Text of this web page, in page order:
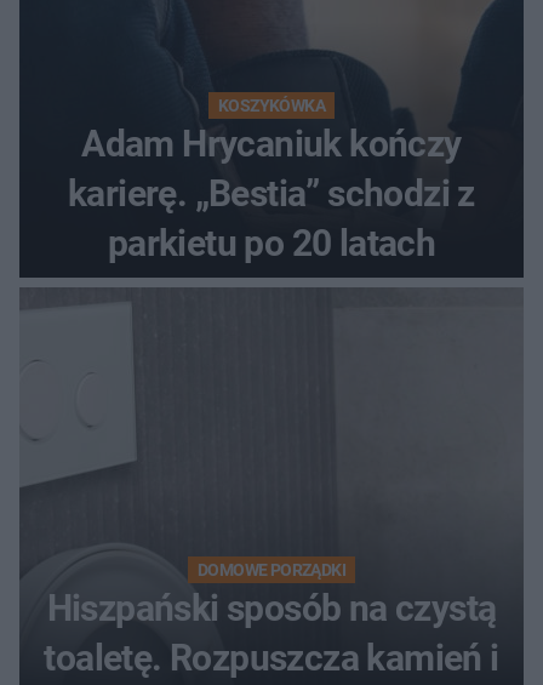
KOSZYKÓWKA
Adam Hrycaniuk kończy
karierę. „Bestia” schodzi z
parkietu po 20 latach
DOMOWE PORZĄDKI
Hiszpański sposób na czystą
toaletę. Rozpuszcza kamień i